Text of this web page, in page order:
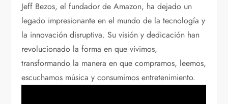
Jeff Bezos, el fundador de Amazon, ha dejado un
legado impresionante en el mundo de la tecnología y
la innovación disruptiva. Su visión y dedicación han
revolucionado la forma en que vivimos,
transformando la manera en que compramos, leemos,
escuchamos música y consumimos entretenimiento.